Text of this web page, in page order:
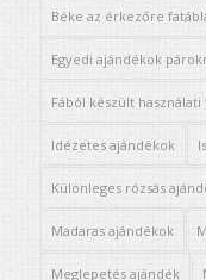
Béke az érkezőre
Egyedi ajándékok
Fából készült használati
Idézetes ajándékok
Különleges rózsás
Madaras ajándékok
Meglepetés ajándék